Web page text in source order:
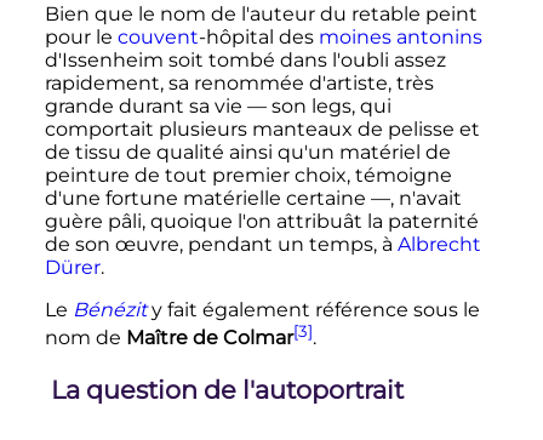
Bien que le nom de l'auteur du retable peint
pour le couvent-hôpital des moines antonins
d'Issenheim soit tombé dans l'oubli assez
rapidement, sa renommée d'artiste, très
grande durant sa vie — son legs, qui
comportait plusieurs manteaux de pelisse et
de tissu de qualité ainsi qu'un matériel de
peinture de tout premier choix, témoigne
d'une fortune matérielle certaine —, n'avait
guère pâli, quoique l'on attribuât la paternité
de son œuvre, pendant un temps, à Albrecht
Dürer.
Le Bénézity fait également référence sous le
nom de Maître de Colmar[3].
La question de l'autoportrait